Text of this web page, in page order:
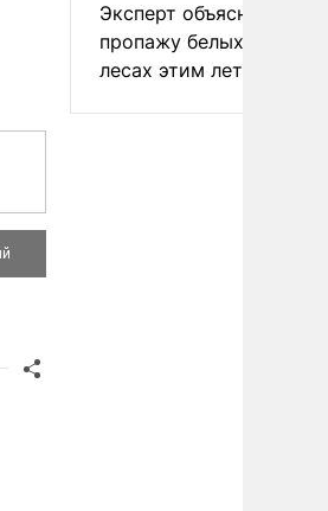
Эксперт объяснил
пропажу белых грибов
лесах этим летом